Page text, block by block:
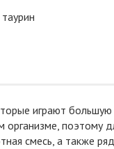
играют
организме, поэтому
смесь, а также